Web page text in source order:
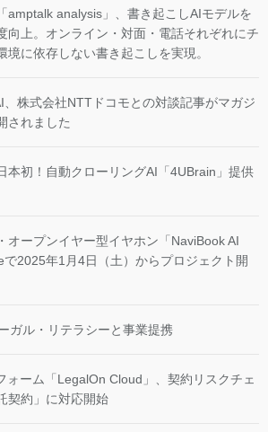
amptalk analysis」、書き起こしAIモデルを
向上。オンライン・対面・電話それぞれにチ
境に依存しない書き起こしを実現。
、株式会社NTTドコモとの対談記事がマガジ
されました
本初！自動クローリングAI「4UBrain」提供
オープンイヤー型イヤホン「NaviBook AI
2025年1月4日（土）からプロジェクト開
ガル・リテラシーと事業提携
ォーム「LegalOn Cloud」、契約リスクチェ
契約」に対応開始